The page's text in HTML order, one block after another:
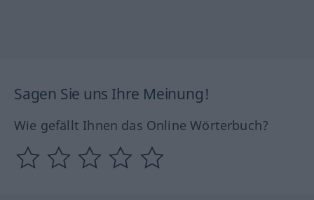
Sagen Sie uns Ihre Meinung!
Wie gefällt Ihnen das Online Wörterbuch?